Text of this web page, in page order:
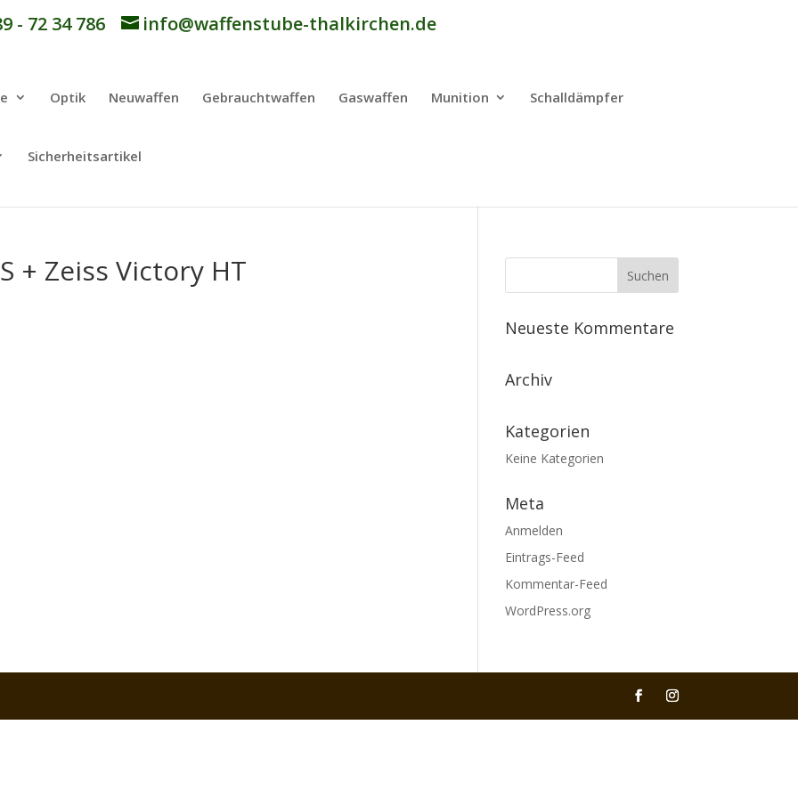
- 72 34 786 info@waffenstube-thalkirchen.de
Optik Neuwaffen Gebrauchtwaffen Gaswaffen Munition Schalldämpfer
Sicherheitsartikel
+ Zeiss Victory HT
Neueste Kommentare
Archiv
Kategorien
Keine Kategorien
Meta
Anmelden
Eintrags-Feed
Kommentar-Feed
WordPress.org